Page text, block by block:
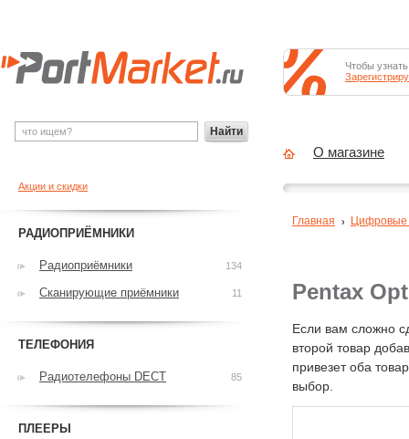
Pentax
Если вам сложно
второй товар
привезет оба
выбор.
Главная Цифровые
Акции и скидки
РАДИОПРИЁМНИКИ
Радиоприёмники 134
Сканирующие приёмники 11
ТЕЛЕФОНИЯ
Радиотелефоны DECT 85
ПЛЕЕРЫ
Найти
Чтобы
О магазине